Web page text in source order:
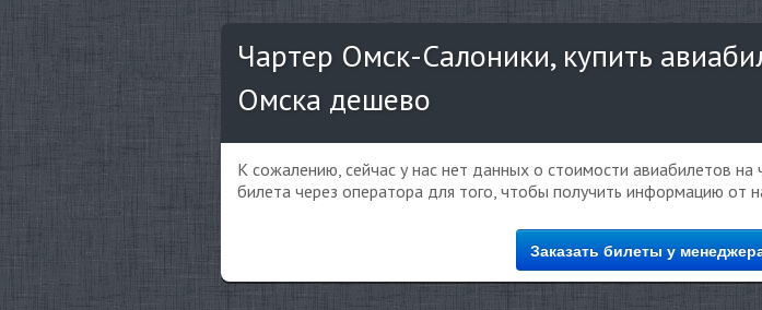
Чартер Омск-Салоники, купить
Омска дешево
К сожалению, сейчас у нас нет данных о стоимости авиабилетов
билета через оператора для того, чтобы получить информацию от
Заказать билеты у